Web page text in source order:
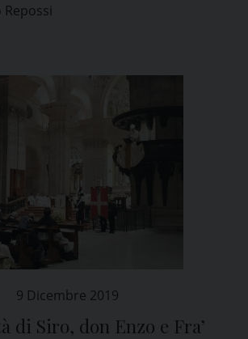
9 Dicembre 2019
di Siro, don Enzo e Fra’